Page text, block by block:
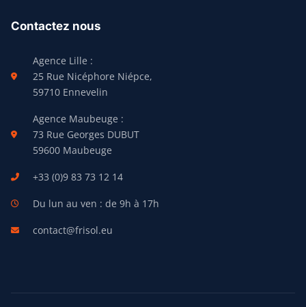
Contactez nous
Agence Lille :
25 Rue Nicéphore Niépce,
59710 Ennevelin
Agence Maubeuge :
73 Rue Georges DUBUT
59600 Maubeuge
+33 (0)9 83 73 12 14
Du lun au ven : de 9h à 17h
contact@frisol.eu